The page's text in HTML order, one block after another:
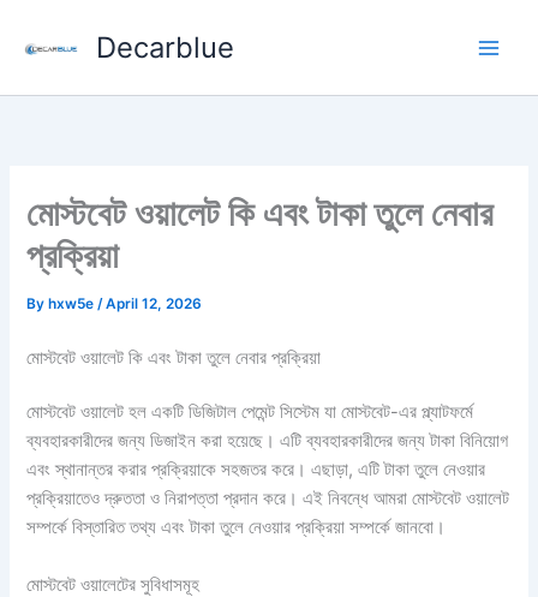
Decarblue
মোস্টবেট ওয়ালেট কি এবং টাকা তুলে নেবার
প্রক্রিয়া
By hxw5e/April 12, 2026
মোস্টবেট ওয়ালেট কি এবং টাকা তুলে নেবার প্রক্রিয়া
মোস্টবেট ওয়ালেট হল একটি ডিজিটাল পেমেন্ট সিস্টেম যা মোস্টবেট-এর প্ল্যাটফর্মে
ব্যবহারকারীদের জন্য ডিজাইন করা হয়েছে। এটি ব্যবহারকারীদের জন্য টাকা বিনিয়োগ
এবং স্থানান্তর করার প্রক্রিয়াকে সহজতর করে। এছাড়া, এটি টাকা তুলে নেওয়ার
প্রক্রিয়াতেও দ্রুততা ও নিরাপত্তা প্রদান করে। এই নিবন্ধে আমরা মোস্টবেট ওয়ালেট
সম্পর্কে বিস্তারিত তথ্য এবং টাকা তুলে নেওয়ার প্রক্রিয়া সম্পর্কে জানবো।
মোস্টবেট ওয়ালেটের সুবিধাসমূহ